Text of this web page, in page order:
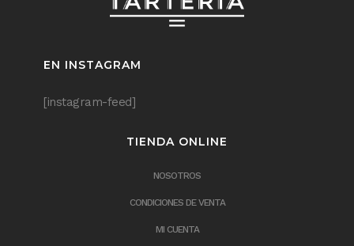
EN INSTAGRAM
[instagram-feed]
TIENDA ONLINE
NOSOTROS
CONDICIONES DE VENTA
MI CUENTA